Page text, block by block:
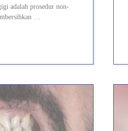
adalah prosedur non-
…